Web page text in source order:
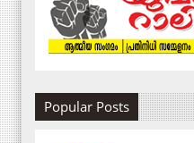
Popular Posts